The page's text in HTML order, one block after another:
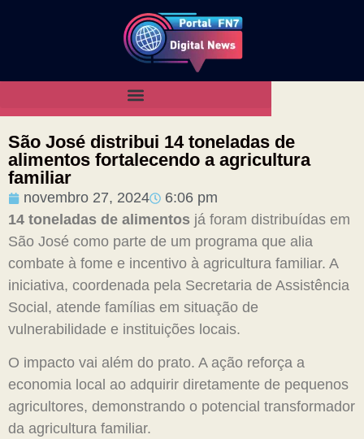
São José distribui 14 toneladas de
alimentos fortalecendo a agricultura
familiar
novembro 27, 2024
6:06 pm
14 toneladas de alimentos já foram distribuídas em
São José como parte de um programa que alia
combate à fome e incentivo à agricultura familiar. A
iniciativa, coordenada pela Secretaria de Assistência
Social, atende famílias em situação de
vulnerabilidade e instituições locais.
O impacto vai além do prato. A ação reforça a
economia local ao adquirir diretamente de pequenos
agricultores, demonstrando o potencial transformador
da agricultura familiar.